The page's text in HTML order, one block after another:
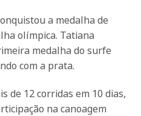
a medalha de
olímpica. Tatiana
medalha do surfe
com a prata.
de 12 corridas em 10 dias,
na canoagem